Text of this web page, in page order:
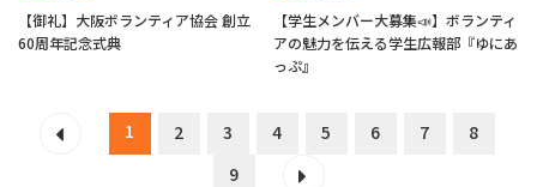
【御礼】大阪ボランティア協会 創立
60周年記念式典
【学生メンバー大募集📣】ボランティ
アの魅力を伝える学生広報部『ゆにあ
っぷ』
1 2 3 4 5 6 7
8
9